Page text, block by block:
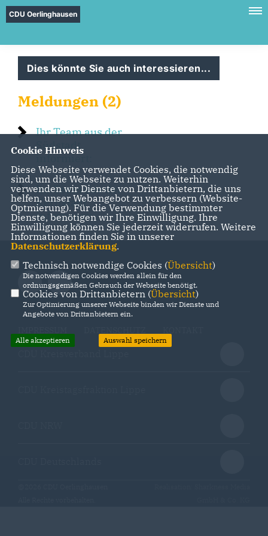
CDU Oerlinghausen
Dies könnte Sie auch interessieren...
Meldungen (2)
Ihr Team aus der
Südstadt
informiert:
Ihr Team aus der
Kernstadt
informiert:
Cookie Hinweis
Diese Webseite verwendet Cookies, die notwendig
sind, um die Webseite zu nutzen. Weiterhin
verwenden wir Dienste von Drittanbietern, die uns
helfen, unser Webangebot zu verbessern (Website-
Optmierung). Für die Verwendung bestimmter
Dienste, benötigen wir Ihre Einwilligung. Ihre
Einwilligung können Sie jederzeit widerrufen. Weitere
Informationen finden Sie in unserer
Datenschutzerklärung.
Technisch notwendige Cookies (Übersicht)
Die notwendigen Cookies werden allein für den
ordnungsgemäßen Gebrauch der Webseite benötigt.
Cookies von Drittanbietern (Übersicht)
Zur Optimierung unserer Webseite binden wir Dienste und
Angebote von Drittanbietern ein.
Alle akzeptieren Auswahl speichern